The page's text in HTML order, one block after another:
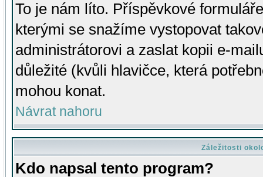
To je nám líto. Příspěvkové
kterými se snažíme vystopovat
administrátorovi a zaslat kopii e-
důležité (kvůli hlavičce, která
mohou konat.
Návrat nahoru
Záležitosti
Kdo napsal tento program?